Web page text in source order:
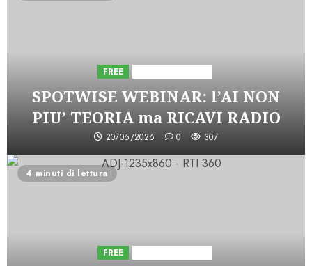
FREE
SPOTWISE WEBINAR: l’AI NON
PIU’ TEORIA ma RICAVI RADIO
20/06/2026 0 307
4 minuti di lettura
FREE